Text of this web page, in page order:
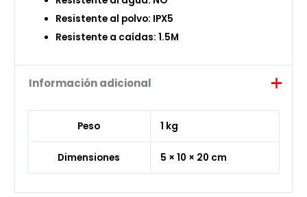
Resistente al polvo: IPX5
Resistente a caídas: 1.5M
Información adicional
Peso 1 kg
Dimensiones 5 × 10 × 20 cm